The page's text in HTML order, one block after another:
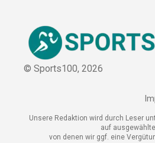
© Sports100, 2026
Unsere Redaktion wird durch Leser
auf
von denen wir ggf. eine